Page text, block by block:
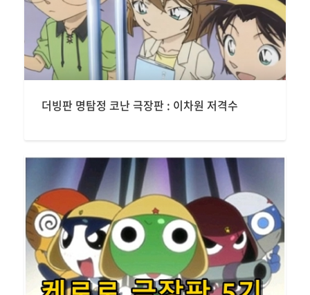
더빙판 명탐정 코난 극장판 : 이차원 저격수